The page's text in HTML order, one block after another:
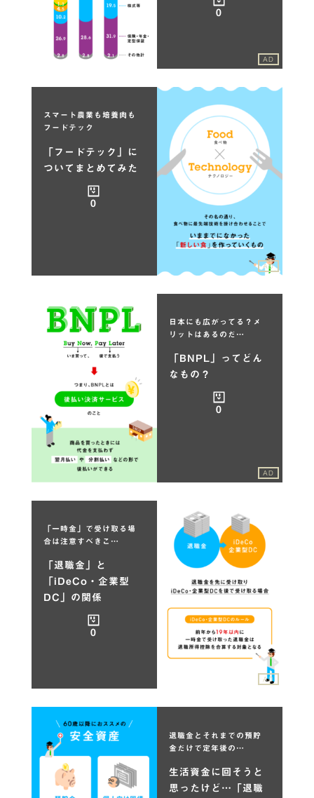
0
AD
スマート農業も培養肉も
フードテック
「フードテック」に
ついてまとめてみた
0
AD
日本にも広がってる？メ
リットはあるのだ…
「BNPL」ってどん
なもの？
0
AD
「一時金」で受け取る場
合は注意すべきこ…
「退職金」と
「iDeCo・企業型
DC」の関係
0
AD
退職金とそれまでの預貯
金だけで定年後の…
生活資金に回そうと
思ったけど…「退職